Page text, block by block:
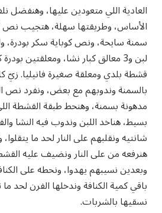
العادية اللي متعودين عليها،
الأساس، وطريقتها سهلة، هتجيب نص
سمنة سايحة، ونص كوباية سكر بودرة،
لبن و3 معالق كبار نشا، ومعلقتين
قشطة بلدي ومعلقة صغيرة فانيليا. زيّ
بالسمنة وندوبهم مع بعض، ونفرد نص
مدهونة بسمنة، وهنحط طبقة القشطة
بسيط، هناخد اللبن وندوب فيه النشا
شانتيه ونقلبهم على النار لحد ما
هنرفعه من على النار ونضيف عليه
وبعدين نسيبهم يهدوا، ونحطه على
باقي كمية الكنافة وندخلها الفرن لحد
نسقيها بالشربات.